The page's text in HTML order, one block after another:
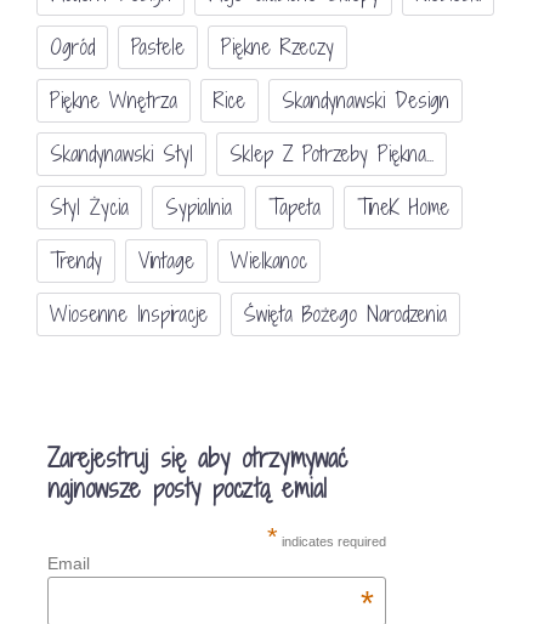
Ogród
Pastele
Piękne Rzeczy
Piękne Wnętrza
Rice
Skandynawski Design
Skandynawski Styl
Sklep Z Potrzeby Piękna...
Styl Życia
Sypialnia Tapeta
TineK Home
Trendy
Vintage
Wielkanoc
Wiosenne Inspiracje
Święta Bożego Narodzenia
Zarejestruj się aby otrzymywać
najnowsze posty pocztą emial
* indicates required
Email
*